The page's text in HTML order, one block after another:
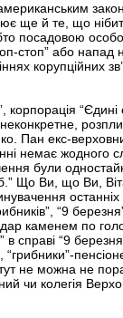
ще й те, що
посадовою
стоп” або напад
корупційних
“Єдині
Пан екс-
немає жодного
були
Що Ви, що Ви,
останніх
“9
каменем по
справі “9
не можна не
чи колегія